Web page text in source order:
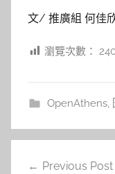
文/ 推廣組 何佳
瀏覽次數：
OpenAthens,
Previous Post